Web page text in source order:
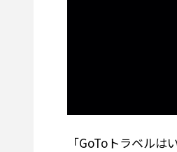
「GoToトラベル